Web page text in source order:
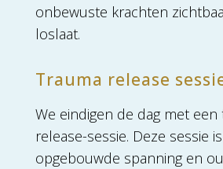
onbewuste krachten
loslaat.
Trauma release
We eindigen de dag met een
release-sessie. Deze sessie
opgebouwde spanning en